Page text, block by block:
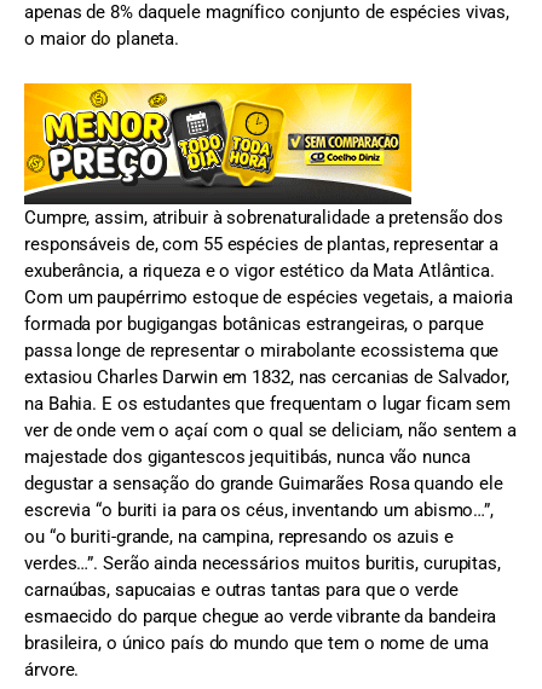
apenas de 8% daquele magnífico conjunto de espécies vivas,
o maior do planeta.
Cumpre, assim, atribuir à sobrenaturalidade a pretensão dos
responsáveis de, com 55 espécies de plantas, representar a
exuberância, a riqueza e o vigor estético da Mata Atlântica.
Com um paupérrimo estoque de espécies vegetais, a maioria
formada por bugigangas botânicas estrangeiras, o parque
passa longe de representar o mirabolante ecossistema que
extasiou Charles Darwin em 1832, nas cercanias de Salvador,
na Bahia. E os estudantes que frequentam o lugar ficam sem
ver de onde vem o açaí com o qual se deliciam, não sentem a
majestade dos gigantescos jequitibás, nunca vão nunca
degustar a sensação do grande Guimarães Rosa quando ele
escrevia “o buriti ia para os céus, inventando um abismo…”,
ou “o buriti-grande, na campina, represando os azuis e
verdes…”. Serão ainda necessários muitos buritis, curupitas,
carnaúbas, sapucaias e outras tantas para que o verde
esmaecido do parque chegue ao verde vibrante da bandeira
brasileira, o único país do mundo que tem o nome de uma
árvore.